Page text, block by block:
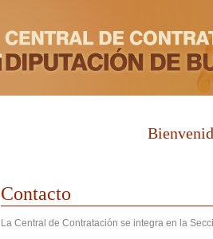
Contacto
La Central de Contratación se integra en la